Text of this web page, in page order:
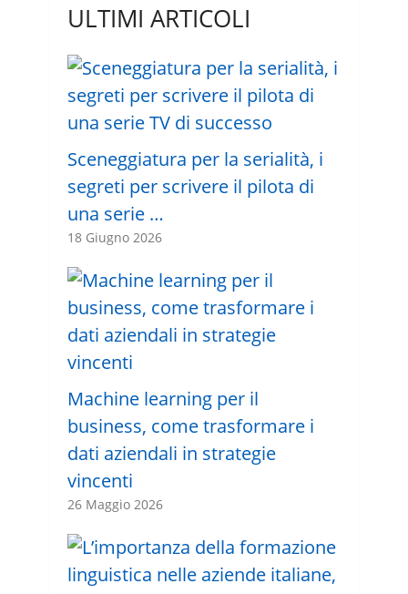
ULTIMI ARTICOLI
Sceneggiatura per la serialità, i
segreti per scrivere il pilota di
una serie …
18 Giugno 2026
Machine learning per il
business, come trasformare i
dati aziendali in strategie
vincenti
26 Maggio 2026